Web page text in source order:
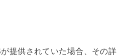
提供されていた場合、その詳